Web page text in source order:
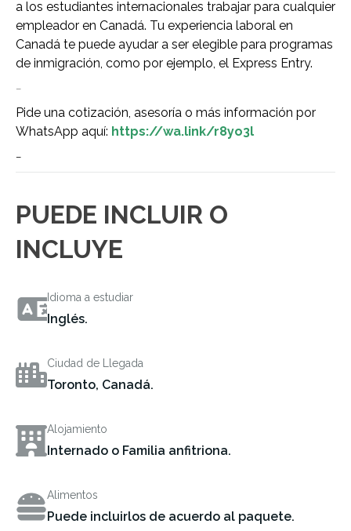
a los estudiantes internacionales trabajar para cualquier
empleador en Canadá. Tu experiencia laboral en
Canadá te puede ayudar a ser elegible para programas
de inmigración, como por ejemplo, el Express Entry.
–
Pide una cotización, asesoría o más información por
WhatsApp aquí: https://wa.link/r8yo3l
–
PUEDE INCLUIR O
INCLUYE
Idioma a estudiar
Inglés.
Ciudad de Llegada
Toronto, Canadá.
Alojamiento
Internado o Familia anfitriona.
Alimentos
Puede incluirlos de acuerdo al paquete.